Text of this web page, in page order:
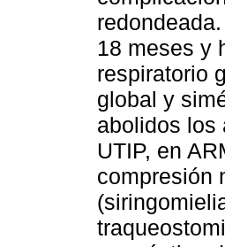
18 meses y
respiratorio
global y
abolidos los
UTIP, en
compresión